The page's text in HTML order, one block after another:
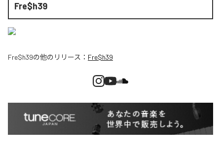
Fre$h39
Fre$h39の他のリリース： Fre$h39